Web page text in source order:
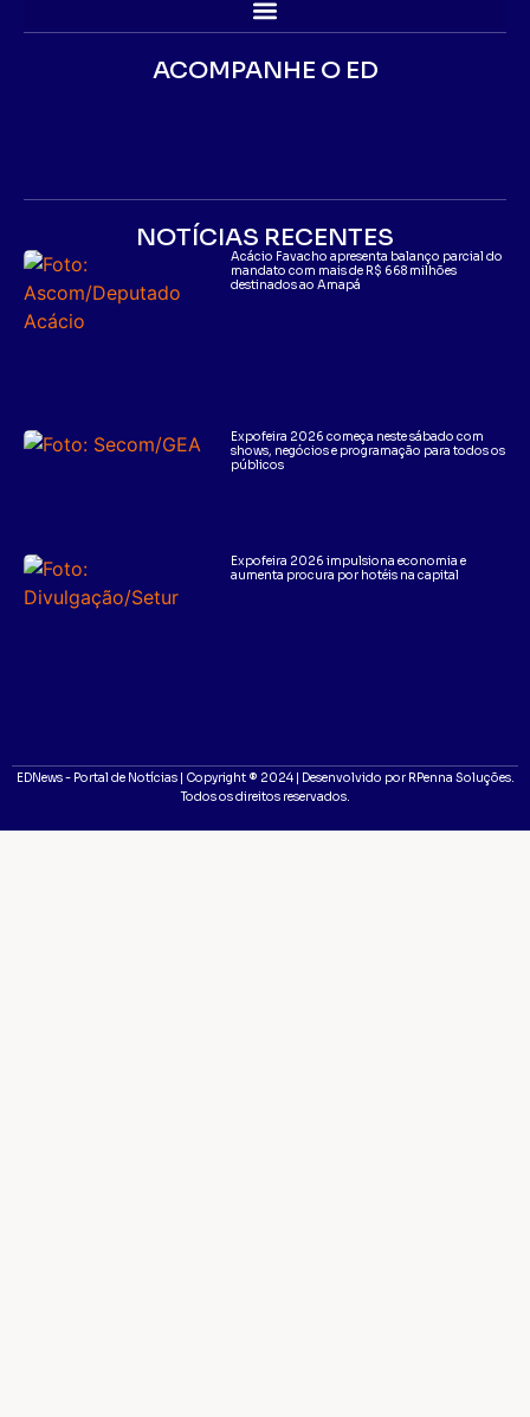
ACOMPANHE O ED
NOTÍCIAS RECENTES
Acácio Favacho apresenta balanço parcial do
mandato com mais de R$ 668 milhões
destinados ao Amapá
Expofeira 2026 começa neste sábado com
shows, negócios e programação para todos os
públicos
Expofeira 2026 impulsiona economia e
aumenta procura por hotéis na capital
EDNews - Portal de Notícias | Copyright ® 2024 | Desenvolvido por RPenna Soluções.
Todos os direitos reservados.